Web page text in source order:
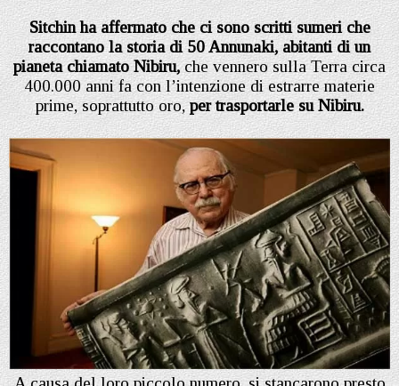
Sitchin ha affermato che ci sono scritti sumeri che
raccontano la storia di 50 Annunaki, abitanti di un
pianeta chiamato Nibiru,che vennero sulla Terra circa
400.000 anni fa con l’intenzione di estrarre materie
prime, soprattutto oro,per trasportarle su Nibiru.